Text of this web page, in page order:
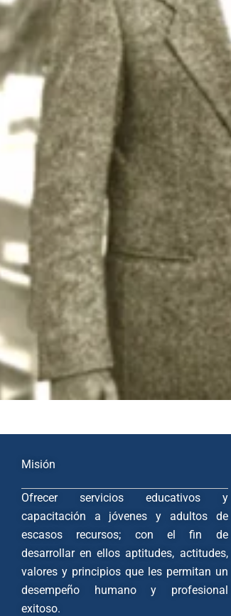
Misión
Ofrecer servicios educativos y
capacitación a jóvenes y adultos de
escasos recursos; con el fin de
desarrollar en ellos aptitudes, actitudes,
valores y principios que les permitan un
desempeño humano y profesional
exitoso.